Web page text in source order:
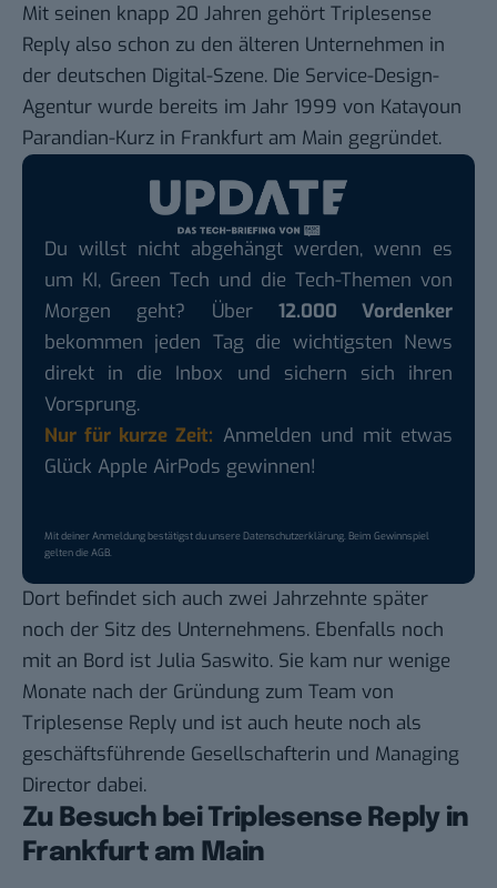
Mit seinen knapp 20 Jahren gehört Triplesense
Reply also schon zu den älteren Unternehmen in
der deutschen Digital-Szene. Die Service-Design-
Agentur wurde bereits im Jahr 1999 von Katayoun
Parandian-Kurz in Frankfurt am Main gegründet.
Du willst nicht abgehängt werden, wenn es
um KI, Green Tech und die Tech-Themen von
Morgen geht? Über 12.000 Vordenker
bekommen jeden Tag die wichtigsten News
direkt in die Inbox und sichern sich ihren
Vorsprung.
Nur für kurze Zeit: Anmelden und mit etwas
Glück Apple AirPods gewinnen!
Mit deiner Anmeldung bestätigst du unsereDatenschutzerklärung. Beim Gewinnspiel
gelten dieAGB.
Dort befindet sich auch zwei Jahrzehnte später
noch der Sitz des Unternehmens. Ebenfalls noch
mit an Bord ist Julia Saswito. Sie kam nur wenige
Monate nach der Gründung zum Team von
Triplesense Reply und ist auch heute noch als
geschäftsführende Gesellschafterin und Managing
Director dabei.
Zu Besuch bei Triplesense Reply in
Frankfurt am Main